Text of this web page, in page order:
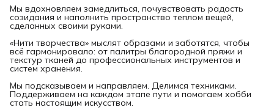
Мы вдохновляем замедлиться, почувствовать радость
созидания и наполнить пространство теплом вещей,
сделанных своими руками.
«Нити творчества» мыслят образами и заботятся, чтобы
всё гармонировало: от палитры благородной пряжи и
текстур тканей до профессиональных инструментов и
систем хранения.
Мы подсказываем и направляем. Делимся техниками.
Поддерживаем на каждом этапе пути и помогаем хобби
стать настоящим искусством.